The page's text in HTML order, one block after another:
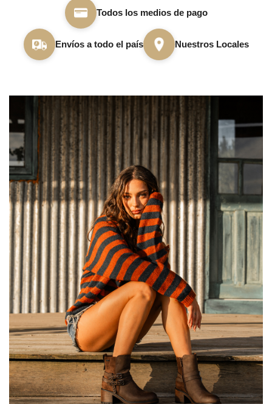
Todos los medios de pago
Envíos a todo el país Nuestros Locales